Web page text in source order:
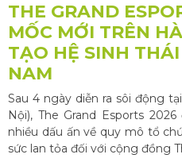
THE GRAND
MỐC MỚI TRÊN
TẠO HỆ SINH
NAM
Sau 4 ngày diễn ra sôi động
Nội), The Grand Esports
nhiều dấu ấn về quy mô tổ
sức lan tỏa đối với cộng đồng